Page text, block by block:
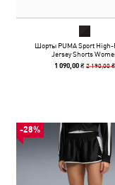
Шорты PUMA Sport High-
Jersey Shorts
1 090,00 ₴2 190,00 ₴
-28%